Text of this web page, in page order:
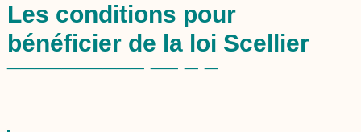
Les conditions pour
bénéficier de la loi Scellier